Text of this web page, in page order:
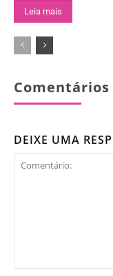
Leia mais
Comentários
DEIXE UMA